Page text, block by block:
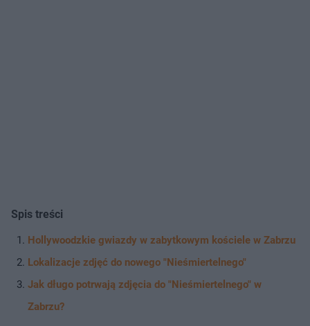
Spis treści
Hollywoodzkie gwiazdy w zabytkowym kościele w Zabrzu
Lokalizacje zdjęć do nowego "Nieśmiertelnego"
Jak długo potrwają zdjęcia do "Nieśmiertelnego" w
Zabrzu?